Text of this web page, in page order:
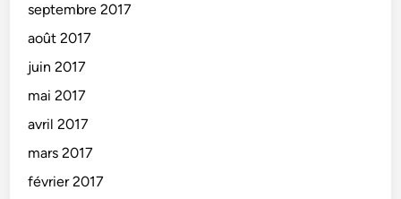
septembre 2017
août 2017
juin 2017
mai 2017
avril 2017
mars 2017
février 2017